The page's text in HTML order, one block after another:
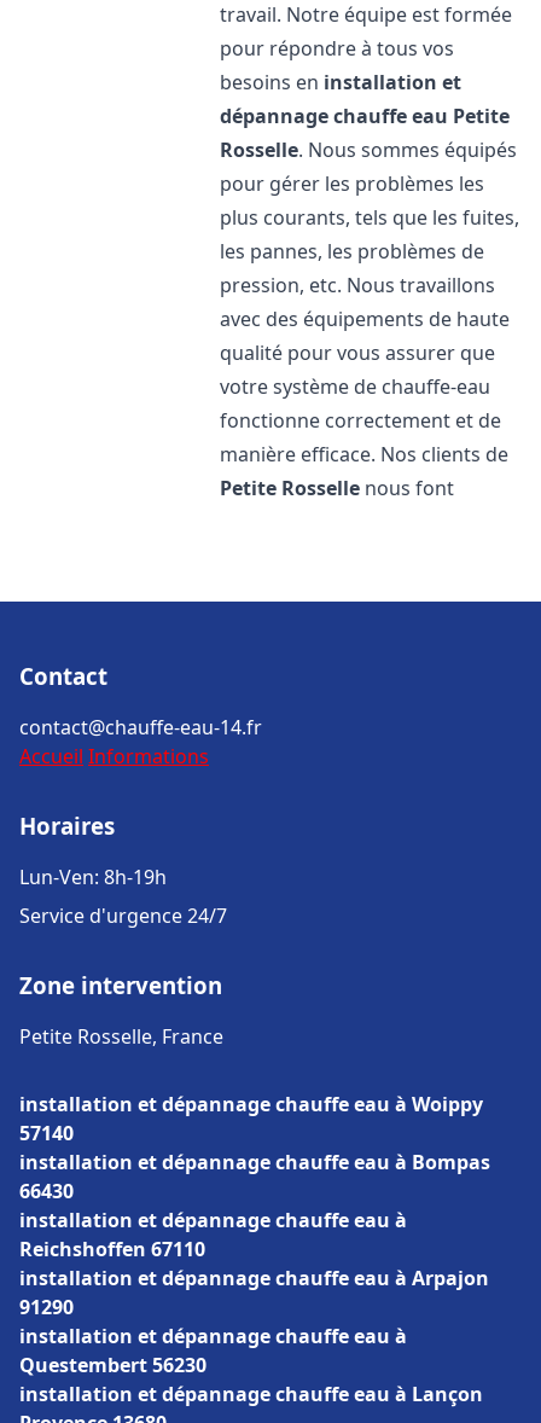
travail. Notre équipe est formée
pour répondre à tous vos
besoins en installation et
dépannage chauffe eau Petite
Rosselle. Nous sommes équipés
pour gérer les problèmes les
plus courants, tels que les fuites,
les pannes, les problèmes de
pression, etc. Nous travaillons
avec des équipements de haute
qualité pour vous assurer que
votre système de chauffe-eau
fonctionne correctement et de
manière efficace. Nos clients de
Petite Rosselle nous font
Contact
contact@chauffe-eau-14.fr
Accueil Informations
Horaires
Lun-Ven: 8h-19h
Service d'urgence 24/7
Zone intervention
Petite Rosselle, France
installation et dépannage chauffe eau à Woippy
57140
installation et dépannage chauffe eau à Bompas
66430
installation et dépannage chauffe eau à
Reichshoffen 67110
installation et dépannage chauffe eau à Arpajon
91290
installation et dépannage chauffe eau à
Questembert 56230
installation et dépannage chauffe eau à Lançon